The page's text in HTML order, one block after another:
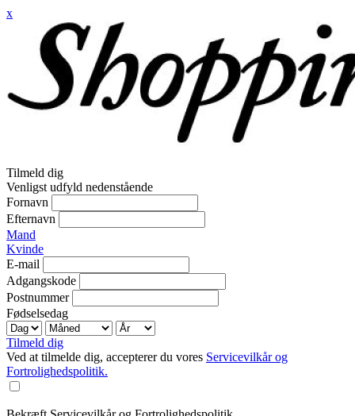
x
Tilmeld dig
Venligst udfyld nedenstående
Fornavn
Efternavn
Mand
Kvinde
E-mail
Adgangskode
Postnummer
Fødselsedag
Tilmeld dig
Ved at tilmelde dig, accepterer du vores Servicevilkår og
Fortrolighedspolitik.